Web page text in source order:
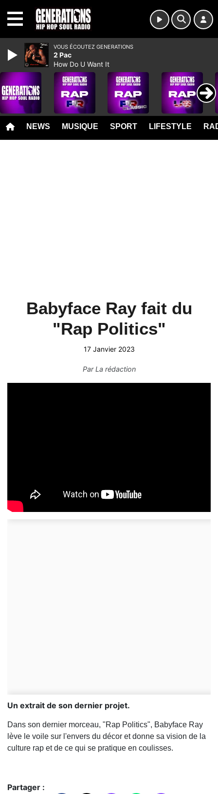
NEWS MUSIQUE SPORT LIFESTYLE
Babyface Ray fait du
"Rap Politics"
17 Janvier 2023
ParLa rédaction
Un extrait de son dernier projet.
Dans son dernier morceau, "Rap Politics", Babyface Ray
lève le voile sur l'envers du décor et donne sa vision de la
culture rap et de ce qui se pratique en coulisses.
Partager :
VOUS ÉCOUTEZ GENERATIONS
2 Pac
How Do U Want It